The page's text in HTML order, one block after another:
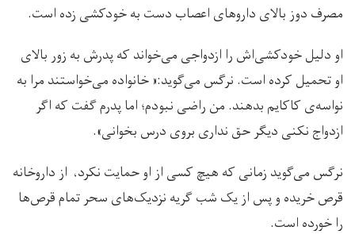
مصرف دوز بالای داروهای اعصاب دست به خودکشی زده است.
او دلیل خودکشی‌‌اش را ازدواجی می‌خواند که پدرش به زور بالای
او تحمیل کرده است. نرگس می‌گوید:« خانواده می‌خواستند مرا به
نواسه‌ی کاکایم بدهند. من راضی نبودم؛ اما پدرم گفت که اگر
ازدواج نکنی دیگر حق نداری بروی درس بخوانی».
نرگس می‌گوید زمانی که هیچ کسی از او حمایت نکرد، از داروخانه
قرص خریده و پس از یک شب گریه نزدیک‌های سحر تمام قرص‌ها
را خورده است.